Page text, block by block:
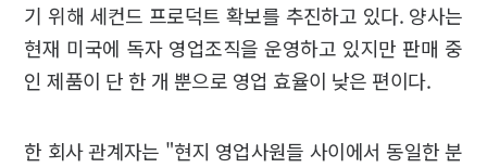
기 위해 세컨드 프로덕트 확보를 추진하고 있다. 양사는
현재 미국에 독자 영업조직을 운영하고 있지만 판매 중
인 제품이 단 한 개 뿐으로 영업 효율이 낮은 편이다.
한 회사 관계자는 "현지 영업사원들 사이에서 동일한 분